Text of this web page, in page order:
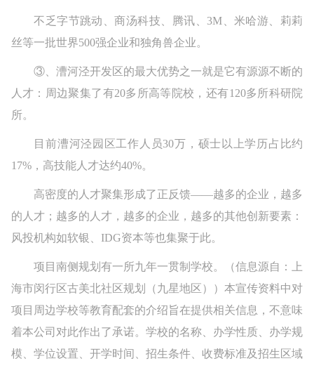
不乏字节跳动、商汤科技、腾讯、3M、米哈游、莉莉
丝等一批世界500强企业和独角兽企业。
③、漕河泾开发区的最大优势之一就是它有源源不断的
人才：周边聚集了有20多所高等院校，还有120多所科研院
所。
目前漕河泾园区工作人员30万，硕士以上学历占比约
17%，高技能人才达约40%。
高密度的人才聚集形成了正反馈——越多的企业，越多
的人才；越多的人才，越多的企业，越多的其他创新要素：
风投机构如软银、IDG资本等也集聚于此。
项目南侧规划有一所九年一贯制学校。（信息源自：上
海市闵行区古美北社区规划（九星地区））本宣传资料中对
项目周边学校等教育配套的介绍旨在提供相关信息，不意味
着本公司对此作出了承诺。学校的名称、办学性质、办学规
模、学位设置、开学时间、招生条件、收费标准及招生区域